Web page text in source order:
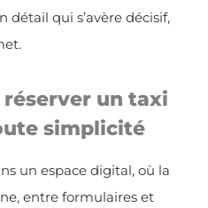
qui s’avère décisif,
réserver un taxi
simplicité
un espace digital, où la
entre formulaires et